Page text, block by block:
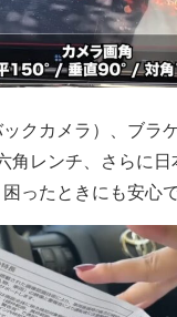
クカメラ）、ブラ
角レンチ、さらに日
ったときにも安心で